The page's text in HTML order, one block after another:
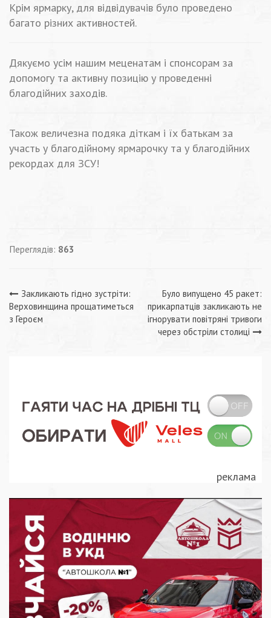
Крім ярмарку, для відвідувачів було проведено
багато різних активностей.
Дякуємо усім нашим меценатам і спонсорам за
допомогу та активну позицію у проведенні
благодійних заходів.
Також величезна подяка діткам і їх батькам за
участь у благодійному ярмарочку та у благодійних
рекордах для ЗСУ!
Переглядів: 863
Навігація
записів
Закликають гідно зустріти:
Верховинщина прощатиметься
з Героєм
Було випущено 45 ракет:
прикарпатців закликають не
ігнорувати повітряні тривоги
через обстріли столиці